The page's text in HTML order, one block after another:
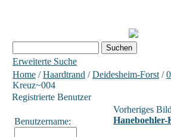
Erweiterte Suche
Home /Haardtrand /Deidesheim-Forst /
Kreuz~004
Registrierte Benutzer
Benutzername:
Vorheriges
Haneboehler-